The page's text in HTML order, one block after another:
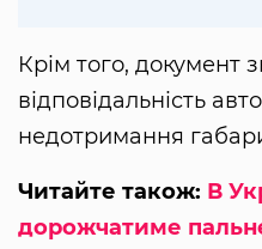
Крім того, документ
відповідальність
недотримання
Читайте також: В
дорожчатиме